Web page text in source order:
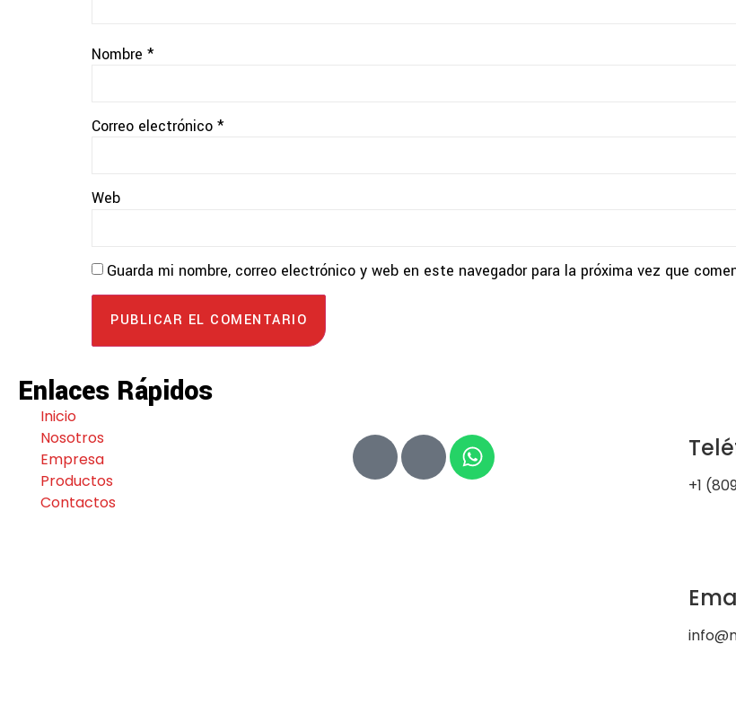
Nombre *
Correo electrónico *
Web
Guarda mi nombre, correo electrónico y web en este navegador para la próxima vez que
Enlaces Rápidos
Inicio
Nosotros
Empresa
Productos
Contactos
+1